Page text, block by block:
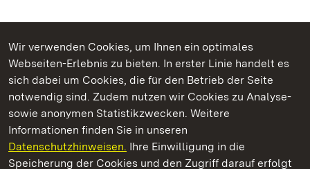
Wir verwenden Cookies, um Ihnen ein optimales
Webseiten-Erlebnis zu bieten. In erster Linie handelt es
sich dabei um Cookies, die für den Betrieb der Seite
notwendig sind. Zudem nutzen wir Cookies zu Analyse-
sowie anonymen Statistikzwecken. Weitere
Informationen finden Sie in unseren
Datenschutzhinweisen. Ihre Einwilligung in die
Speicherung der Cookies und den Zugriff darauf erfolgt
Kommen. Staunen. Genießen.
Staatliche Schlösser und Gärten Baden‑Württemberg